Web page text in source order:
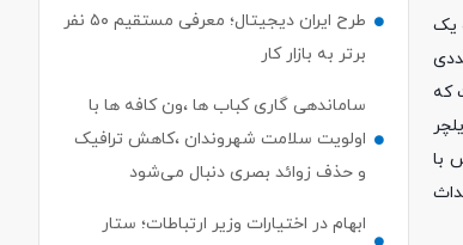
یک
دولت‌های مختلف و انقلاب بوده و به رفع محرومیت در کشور کمک کردند.وی با اشاره به نیاز ۱۲۰ عددی
که
که نیاز به ویلچر
با
طرح ایران دیجیتال؛ معرفی مستقیم ۵۰ نفر
برتر به بازار کار
ساماندهی گاری کباب ها ،ون کافه ها با
اولویت سلامت شهروندان ،کاهش ترافیک
و حذف زوائد بصری دنبال می‌شود
ابهام در اختیارات وزیر ارتباطات؛ ستار